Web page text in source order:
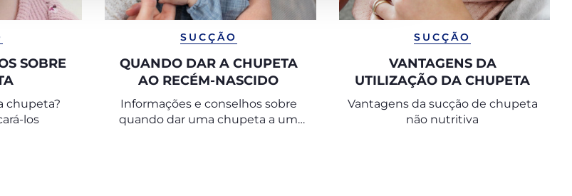
SOBRE
chupeta?
los
SUCÇÃO
QUANDO DAR A CHUPETA
AO RECÉM-NASCIDO
Informações e conselhos sobre
quando dar uma chupeta a um
SUCÇÃO
VANTAGENS DA
UTILIZAÇÃO DA CHUPETA
Vantagens da sucção de chupeta
não nutritiva